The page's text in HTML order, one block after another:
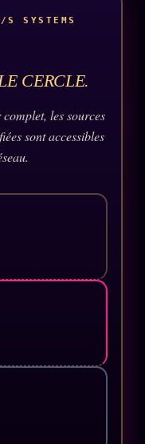
SYSTEMS
CERCLE.
les sources
sont accessibles